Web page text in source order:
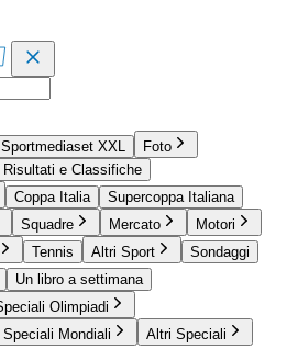
Sportmediaset XXL
Foto
Risultati e Classifiche
Coppa Italia
Supercoppa Italiana
Squadre Mercato
Motori
Tennis Altri Sport
Sondaggi
Un libro a settimana
Olimpiadi
Speciali Mondiali Altri Speciali